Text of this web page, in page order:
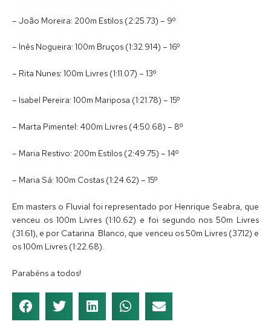
– João Moreira: 200m Estilos (2:25.73) – 9º
– Inês Nogueira: 100m Bruços (1:32.914) – 16º
– Rita Nunes: 100m Livres (1:11.07) – 13º
– Isabel Pereira: 100m Mariposa (1:21.78) – 15º
– Marta Pimentel: 400m Livres (4:50.68) – 8º
– Maria Restivo: 200m Estilos (2:49.75) – 14º
– Maria Sá: 100m Costas (1:24.62) – 15º
Em masters o Fluvial foi representado por Henrique Seabra, que
venceu os 100m Livres (1:10.62) e foi segundo nos 50m Livres
(31.61), e por Catarina Blanco, que venceu os 50m Livres (37.12) e
os 100m Livres (1:22.68).
Parabéns a todos!